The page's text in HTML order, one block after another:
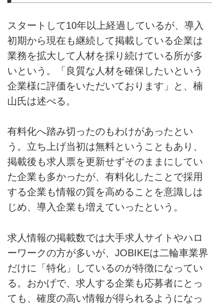
スタートして10年以上経過しているが、導入
初期から現在も継続して掲載している企業は
業務を拡大して人材を採り続けている所が多
いという。「良質な人材を確保したいという
企業様に評価をいただいております」と、楠
山氏は述べる。
有料化へ踏み切ったのもわけがあったとい
う。立ち上げ当初は無料ということもあり、
掲載後も求人票を更新せずそのままにしてい
た企業も多かったが、有料化したことで採用
する企業も情報の質を高めることを意識しは
じめ、導入企業も増えていったという。
求人情報の掲載数では大手求人サイトやハロ
ーワークの方が多いが、JOBIKEは二輪車業界
だけに「特化」しているのが特徴になってい
る。おかげで、求人する企業も応募者にとっ
ても、確度の高い情報が得られるようになっ